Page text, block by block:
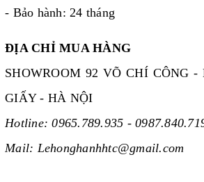
- Bảo hành: 24 tháng
ĐỊA CHỈ MUA HÀNG
SHOWROOM 92 VÕ CHÍ CÔNG
GIẤY - HÀ NỘI
Hotline: 0965.789.935 -
Mail: Lehonghanhhtc@gmail.com